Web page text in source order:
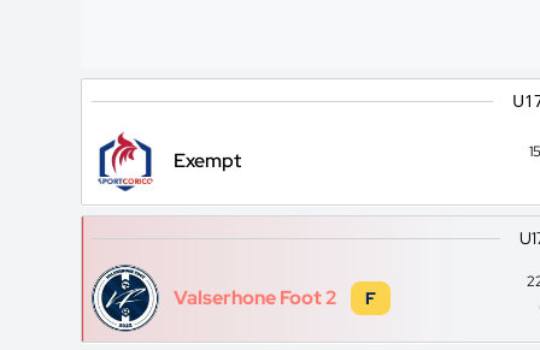
Exempt
Valserhone Foot 2 F